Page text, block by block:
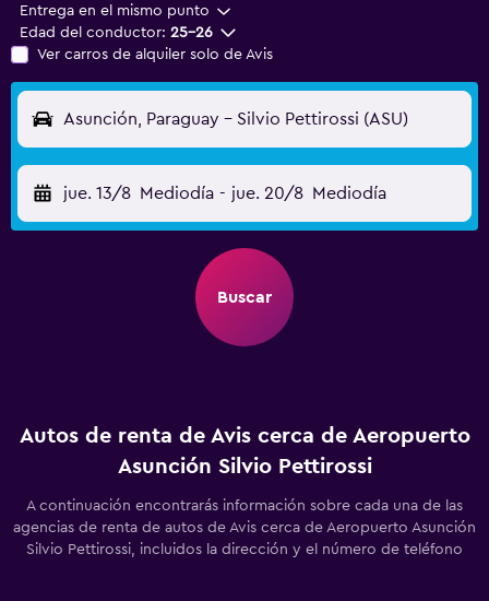
Entrega en el mismo punto
Edad del conductor: 25-26
Ver carros de alquiler solo de Avis
Asunción, Paraguay - Silvio Pettirossi (ASU)
jue. 13/8 Mediodía - jue. 20/8 Mediodía
Buscar
Autos de renta de Avis cerca de Aeropuerto
Asunción Silvio Pettirossi
A continuación encontrarás información sobre cada una de las
agencias de renta de autos de Avis cerca de Aeropuerto Asunción
Silvio Pettirossi, incluidos la dirección y el número de teléfono